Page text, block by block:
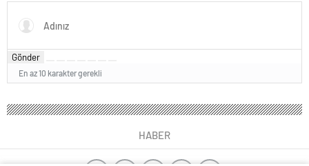
Gönder
En az 10 karakter gerekli
HABER